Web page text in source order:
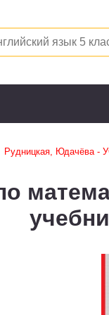
1
1
Рудницкая, Юдачёва -